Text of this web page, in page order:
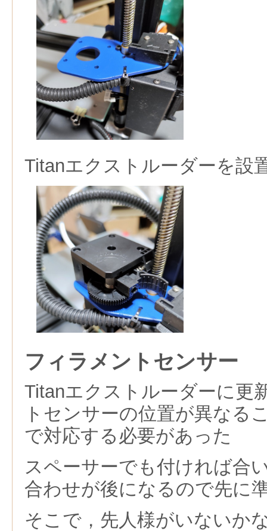
Titanエクストルーダーを設
フィラメントセンサー
Titanエクストルーダーに更
トセンサーの位置が異なる
で対応する必要があった
スペーサーでも付ければ合
合わせが後になるので先に
そこで，先人様がいないか